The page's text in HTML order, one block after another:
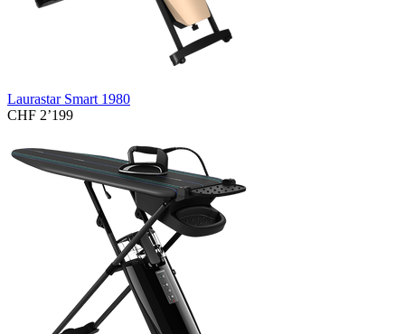
Laurastar Smart 1980
CHF 2’199